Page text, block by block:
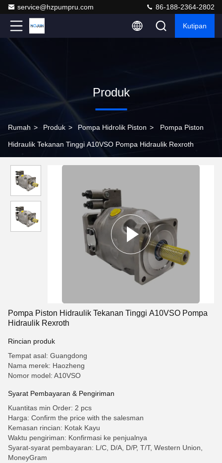
service@hzpumpru.com 86-188-2364-2802
Kutipan
Produk
Rumah > Produk > Pompa Hidrolik Piston > Pompa Piston
Hidraulik Tekanan Tinggi A10VSO Pompa Hidraulik Rexroth
Pompa Piston Hidraulik Tekanan Tinggi A10VSO Pompa
Hidraulik Rexroth
Rincian produk
Tempat asal: Guangdong
Nama merek: Haozheng
Nomor model: A10VSO
Syarat Pembayaran & Pengiriman
Kuantitas min Order: 2 pcs
Harga: Confirm the price with the salesman
Kemasan rincian: Kotak Kayu
Waktu pengiriman: Konfirmasi ke penjualnya
Syarat-syarat pembayaran: L/C, D/A, D/P, T/T, Western Union,
MoneyGram